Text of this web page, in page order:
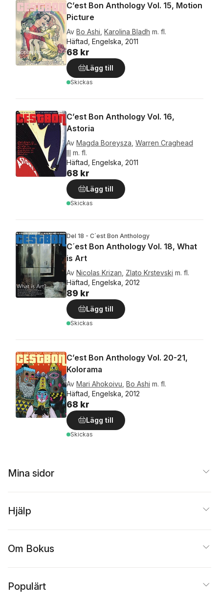
C’est Bon Anthology Vol. 15, Motion
Picture
Av Bo Ashi Karolina Bladh m. fl.
Häftad, Engelska, 2011
68 kr
Lägg till
Skickas
C’est Bon Anthology Vol. 16,
Astoria
Av Magda Boreysza Warren Craghead
III m. fl.
Häftad, Engelska, 2011
68 kr
Lägg till
Skickas
Del 18 - C´est Bon Anthology
C´est Bon Anthology Vol. 18, What
is Art
Av Nicolas Krizan Zlato Krstevski m. fl.
Häftad, Engelska, 2012
89 kr
Lägg till
Skickas
C’est Bon Anthology Vol. 20-21,
Kolorama
Av Mari Ahokoivu Bo Ashi m. fl.
Häftad, Engelska, 2012
68 kr
Lägg till
Skickas
Mina sidor
Hjälp
Om Bokus
Populärt